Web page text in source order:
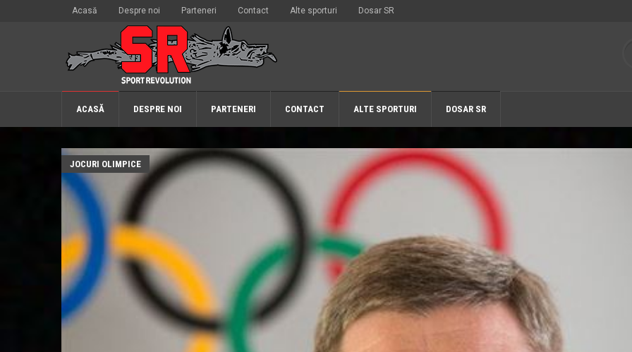
Acasă Despre noi Parteneri Contact Alte sporturi Dosar SR
ACASĂ DESPRE NOI PARTENERI CONTACT ALTE SPORTURI DOSAR SR
JOCURI OLIMPICE